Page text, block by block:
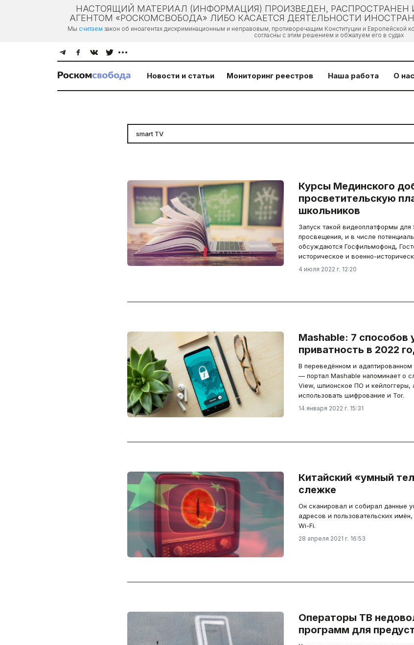
НАСТОЯЩИЙ МАТЕРИАЛ (ИНФОРМАЦИЯ) ПРОИЗВЕДЕН,
АГЕНТОМ «РОСКОМСВОБОДА» ЛИБО КАСАЕТСЯ ДЕЯТЕЛЬНОСТИ
Мы считаем закон об иноагентах дискриминационным и неправовым, противоречащим Конституции и Европейской
согласны с этим решением и обжалуем его в судах
Новости и статьи Мониторинг реестров Наша работа О нас
Курсы Мединского
просветительскую
школьников
Запуск такой видеоплатформы
просвещения, и в числе
обсуждаются Госфильмофонд,
историческое и военно-
4 июля 2022 г. 12:20
Mashable: 7 способов
приватность в 2022
В переведённом и
— портал Mashable напоминает о
View, шпионское ПО и кейлоггеры,
использовать шифрование и Tor.
14 января 2022 г. 15:31
Китайский «умный
слежке
Он сканировал и собирал данные
адресов и пользовательских
Wi-Fi.
28 апреля 2021 г. 16:53
Операторы ТВ
программ для